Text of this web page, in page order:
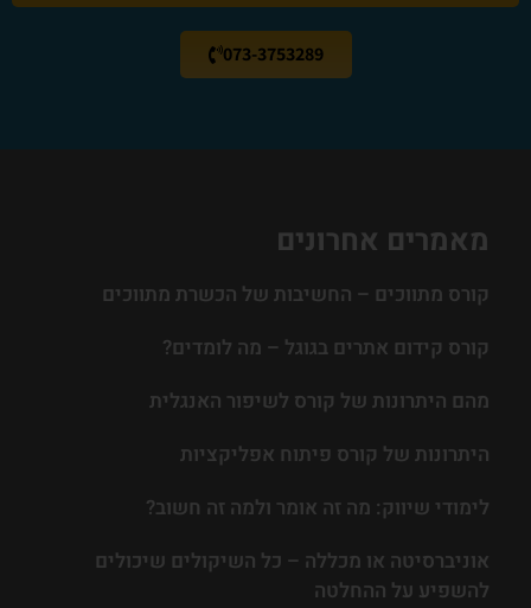
073-3753289
מאמרים אחרונים
קורס מתווכים – החשיבות של הכשרת מתווכים
קורס קידום אתרים בגוגל – מה לומדים?
מהם היתרונות של קורס לשיפור האנגלית
היתרונות של קורס פיתוח אפליקציות
לימודי שיווק: מה זה אומר ולמה זה חשוב?
אוניברסיטה או מכללה – כל השיקולים שיכולים
להשפיע על ההחלטה